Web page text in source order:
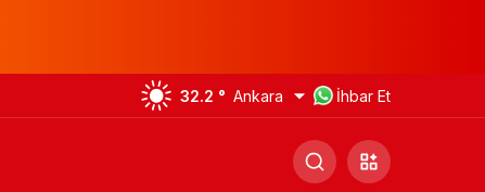
32.2 ° Ankara İhbar Et